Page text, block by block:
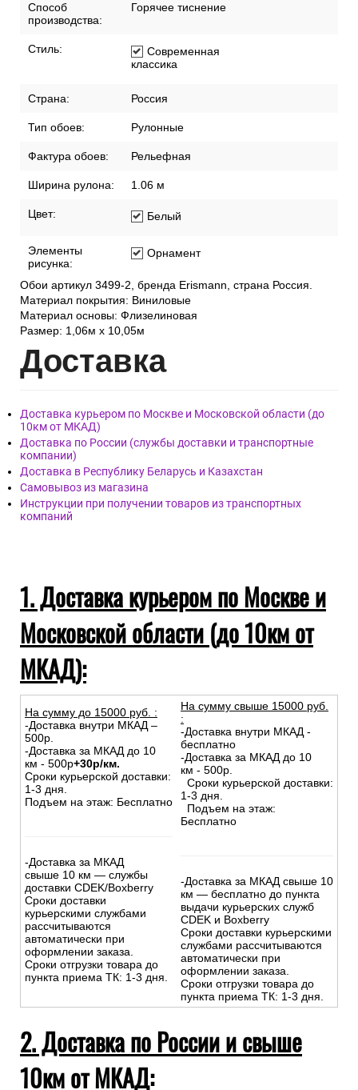
Способ
производства:
Горячее тиснение
Стиль:
Современная
классика
Страна: Россия
Тип обоев: Рулонные
Фактура обоев: Рельефная
Ширина рулона: 1.06 м
Цвет: Белый
Элементы
рисунка:
Орнамент
Обои артикул 3499-2, бренда Erismann, страна Россия.
Материал покрытия: Виниловые
Материал основы: Флизелиновая
Размер: 1,06м х 10,05м
Доставка
Доставка курьером по Москве и Московской области (до
10км от МКАД)
Доставка по России (службы доставки и транспортные
компании)
Доставка в Республику Беларусь и Казахстан
Самовывоз из магазина
Инструкции при получении товаров из транспортных
компаний
1. Доставка курьером по Москве и
Московской области (до 10км от
МКАД):
На сумму до 15000 руб. :
-Доставка внутри МКАД –
500р.
-Доставка за МКАД до 10
км - 500р+30р/км.
Сроки курьерской доставки:
1-3 дня.
Подъем на этаж: Бесплатно
-Доставка за МКАД
свыше 10 км — службы
доставки CDEK/Boxberry
Сроки доставки
курьерскими службами
рассчитываются
автоматически при
оформлении заказа.
Сроки отгрузки товара до
пункта приема ТК: 1-3 дня.
На сумму свыше 15000 руб.
:
-Доставка внутри МКАД -
бесплатно
-Доставка за МКАД до 10
км - 500р.
Сроки курьерской доставки:
1-3 дня.
Подъем на этаж:
Бесплатно
-Доставка за МКАД свыше 10
км — бесплатно до пункта
выдачи курьерских служб
CDEK и Boxberry
Сроки доставки курьерскими
службами рассчитываются
автоматически при
оформлении заказа.
Сроки отгрузки товара до
пункта приема ТК: 1-3 дня.
2. Доставка по России и свыше
10км от МКАД: